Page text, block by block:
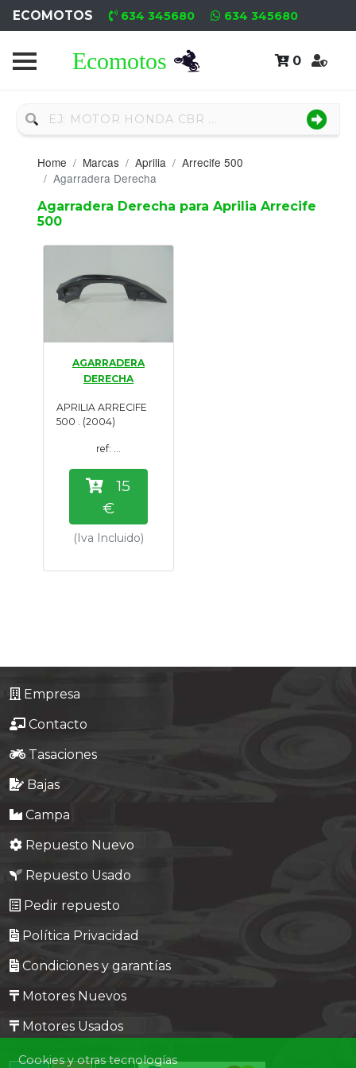
ECOMOTOS 634 345680 634 345680
0
Home
Nuevo
Neumáticos
Campa
Motores
Nuevos
Usados
Tasaciones
Formulario
Empresa
Contacto
Home Marcas Aprilia
Arrecife 500
Agarradera Derecha
Agarradera Derecha para Aprilia Arrecife
500
AGARRADERA
DERECHA
APRILIA ARRECIFE
500 . (2004)
ref: ...
15
€
(Iva Incluido)
Empresa
Contacto
Tasaciones
Bajas
Campa
Repuesto Nuevo
Repuesto Usado
Pedir repuesto
Política Privacidad
Condiciones y garantías
Motores Nuevos
Motores Usados
Cookies y otras tecnologías